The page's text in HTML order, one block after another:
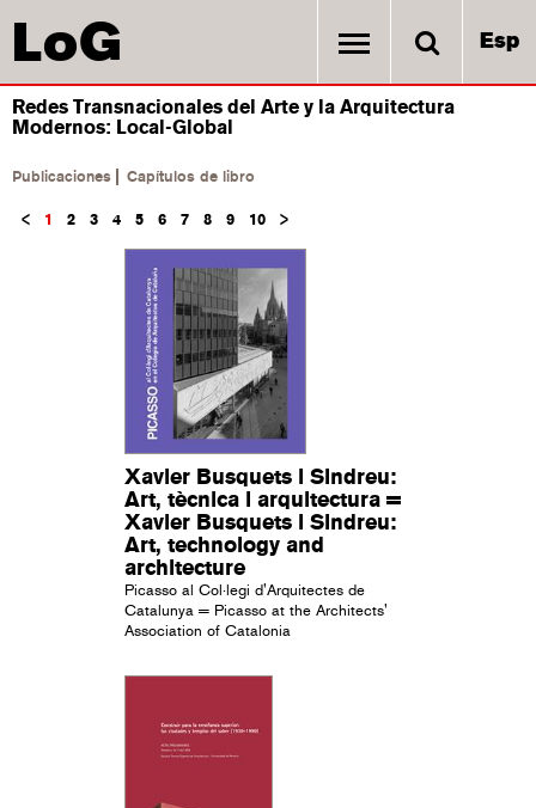
LoG Esp
Redes Transnacionales del Arte y la Arquitectura
Modernos: Local-Global
Publicaciones Capítulos de libro
1 2 3 4 5 6 7 8 9 10
Xavier Busquets i Sindreu:
Art, tècnica i arquitectura =
Xavier Busquets i Sindreu:
Art, technology and
architecture
Picasso al Col·legi d'Arquitectes de
Catalunya = Picasso at the Architects'
Association of Catalonia